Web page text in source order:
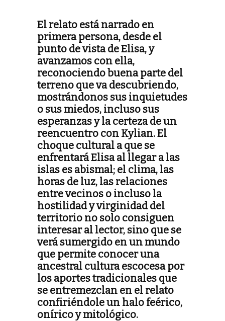
El relato está narrado en
primera persona, desde el
punto de vista de Elisa, y
avanzamos con ella,
reconociendo buena parte del
terreno que va descubriendo,
mostrándonos sus inquietudes
o sus miedos, incluso sus
esperanzas y la certeza de un
reencuentro con Kylian. El
choque cultural a que se
enfrentará Elisa al llegar a las
islas es abismal; el clima, las
horas de luz, las relaciones
entre vecinos o incluso la
hostilidad y virginidad del
territorio no solo consiguen
interesar al lector, sino que se
verá sumergido en un mundo
que permite conocer una
ancestral cultura escocesa por
los aportes tradicionales que
se entremezclan en el relato
confiriéndole un halo feérico,
onírico y mitológico.